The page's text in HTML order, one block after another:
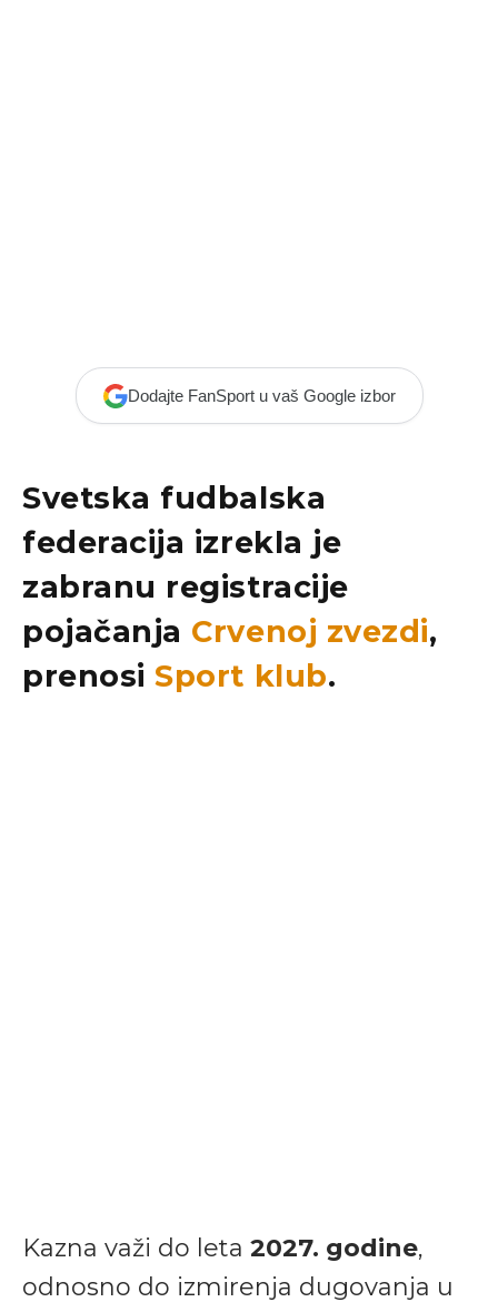
Dodajte FanSport u vaš Google izbor
Svetska fudbalska
federacija izrekla je
zabranu registracije
pojačanja Crvenoj zvezdi,
prenosiSport klub.
Kazna važi do leta 2027. godine,
odnosno do izmirenja dugovanja u